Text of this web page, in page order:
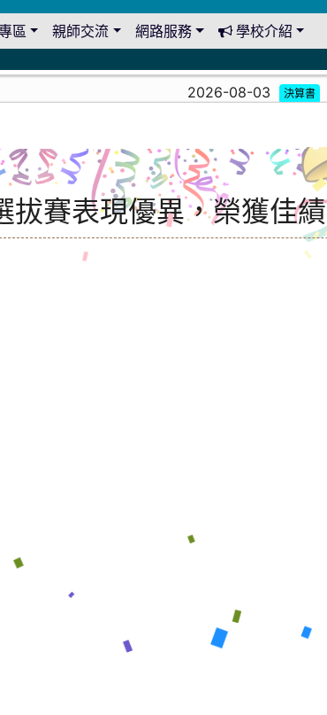
區 親師交流 網路服務 學校介紹
2026-08-03 決算書 8/9晚
拔賽表現優異，榮獲佳